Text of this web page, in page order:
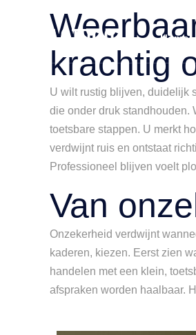
Home
krachtig
U wilt rustig blijven, duidelijk
die onder druk standhouden.
toetsbare stappen. U merkt
verdwijnt ruis en ontstaat
Professioneel blijven voelt
Van
Onzekerheid verdwijnt
kaderen, kiezen. Eerst zien
handelen met een klein,
afspraken worden haalbaar.